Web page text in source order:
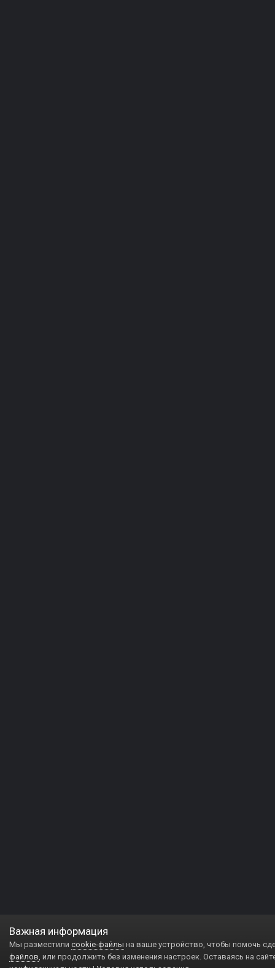
Важная информация
Мы разместили cookie-файлы на ваше устройство, чтобы помочь
файлов, или продолжить без изменения настроек. Оставаясь на